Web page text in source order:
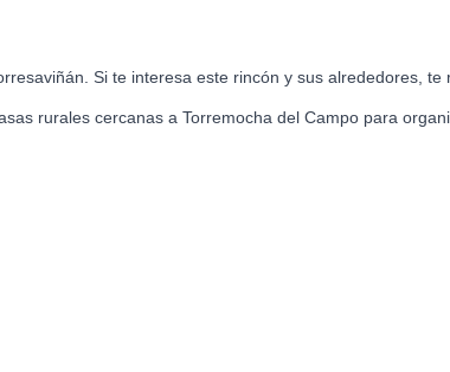
Si te interesa este rincón y sus alrededores,
rurales cercanas a Torremocha del Campo para